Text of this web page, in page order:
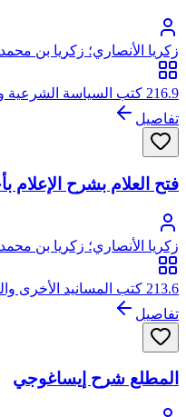
زكريا الأنصاري؛ زكريا بن
المصري الشافعي، أبو يحيى
216.9 كتب السياسة الشرعية والأحكام السلطانية
تفاصيل
فتح العلام بشرح الإعلام
زكريا الأنصاري؛ زكريا بن
المصري الشافعي، أبو يحيى
213.6 كتب المسانيد الأخرى والجوامع
تفاصيل
المطلع شرح إيساغوجي